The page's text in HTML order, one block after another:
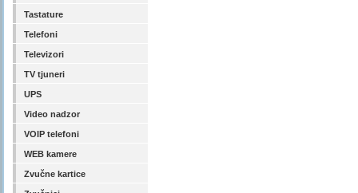
Tastature
Telefoni
Televizori
TV tjuneri
UPS
Video nadzor
VOIP telefoni
WEB kamere
Zvučne kartice